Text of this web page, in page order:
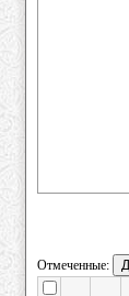
Отмеченные: